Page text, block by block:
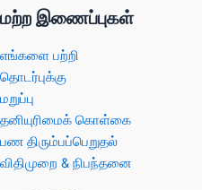
மற்ற இணைப்புகள்
எங்களை பற்றி
தொடர்புக்கு
மறுப்பு
தனியுரிமைக் கொள்கை
பண திரும்பப்பெறுதல்
விதிமுறை & நிபந்தனை